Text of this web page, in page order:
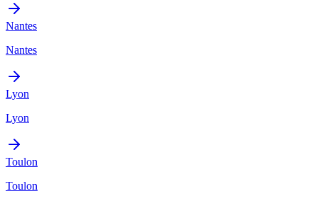
Nantes
Nantes
Lyon
Lyon
Toulon
Toulon